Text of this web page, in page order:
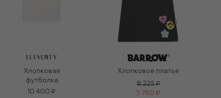
ELEVENTY
Хлопковая
футболка
10 400 ₽
Хлопковое платье
8 225 ₽
5 760 ₽